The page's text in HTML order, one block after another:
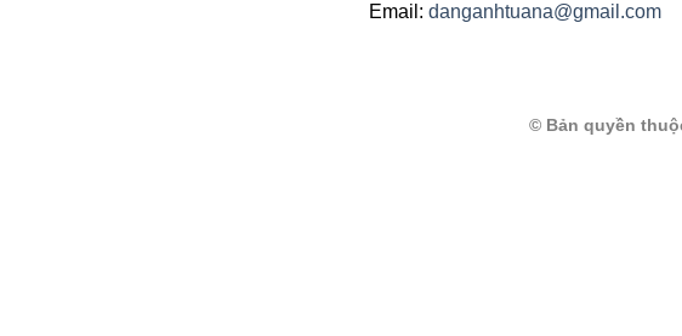
Email: danganhtuana@gmail.com
© Bản quyền